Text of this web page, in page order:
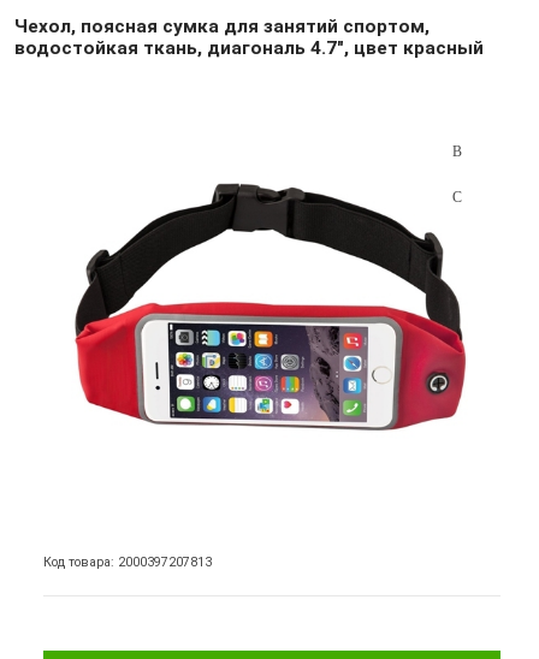
Чехол, поясная сумка для занятий спортом,
водостойкая ткань, диагональ 4.7", цвет красный
Код товара: 2000397207813